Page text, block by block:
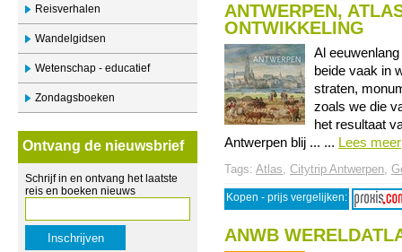
Reisverhalen
Wandelgidsen
Wetenschap - educatief
Zondagsboeken
Ontvang de nieuwsbrief
Schrijf in en ontvang het laatste
reis en boeken nieuws
ANTWERPEN,
ONTWIKKELING
Al
beide vaak in
straten,
zoals we die
het resultaat
Antwerpen blij ... ... Lees meer
Tags: Atlas, Citytrip Antwerpen,
Kopen - prijs vergelijken:
ANWB